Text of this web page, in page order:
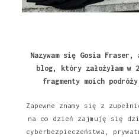
Nazywam się Gosia
blog, który założyłam w
fragmenty moich
Zapewne znamy się z
na co dzień zajmuję się
cyberbezpieczeństwa,